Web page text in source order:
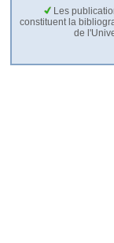
Les
constituent la
de